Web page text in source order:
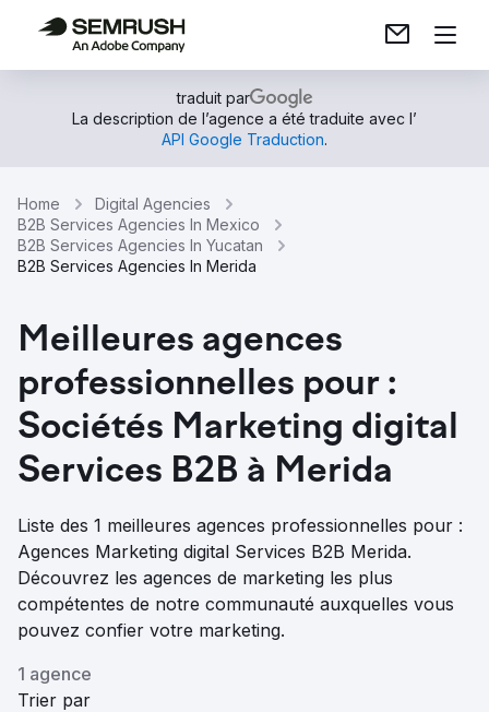
traduit par
La description de l’agence a été traduite avec l’
API Google Traduction.
Home
Digital Agencies
B2B Services Agencies In Mexico
B2B Services Agencies In Yucatan
B2B Services Agencies In Merida
Meilleures agences
professionnelles pour :
Sociétés Marketing digital
Services B2B à Merida
Liste des 1 meilleures agences professionnelles pour :
Agences Marketing digital Services B2B Merida.
Découvrez les agences de marketing les plus
compétentes de notre communauté auxquelles vous
pouvez confier votre marketing.
1 agence
Trier par